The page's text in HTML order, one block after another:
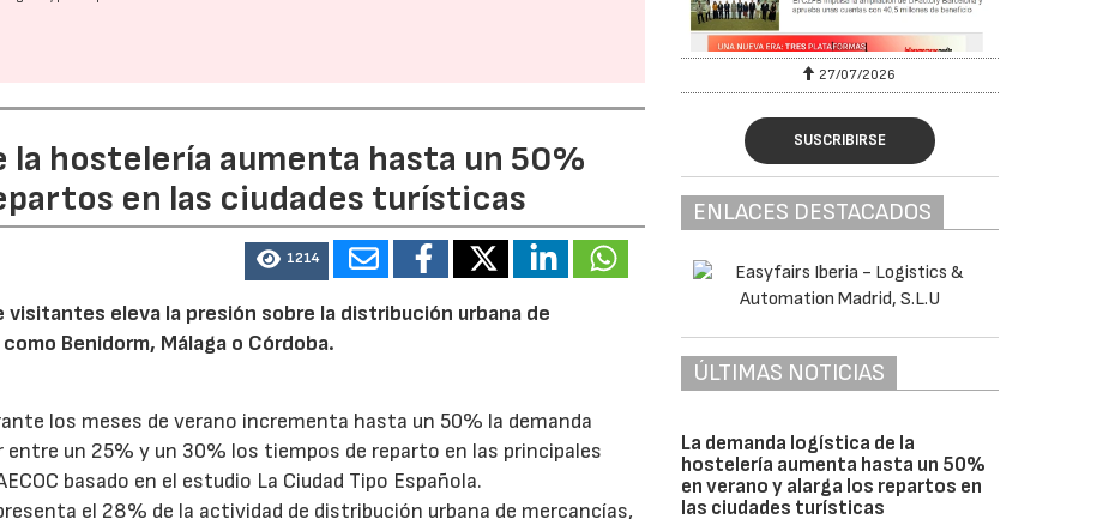
la hostelería aumenta hasta un 50%
en las ciudades turísticas
1214
eleva la presión sobre la distribución urbana de
Benidorm, Málaga o Córdoba.
los meses de verano incrementa hasta un 50% la demanda
entre un 25% y un 30% los tiempos de reparto en las principales
basado en el estudio La Ciudad Tipo Española.
el 28% de la actividad de distribución urbana de mercancías,
27/07/2026
SUSCRIBIRSE
ENLACES DESTACADOS
ÚLTIMAS NOTICIAS
La demanda logística de la
hostelería aumenta hasta un 50%
en verano y alarga los repartos en
las ciudades turísticas